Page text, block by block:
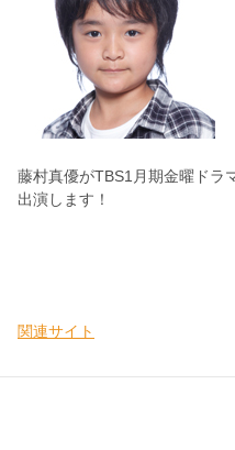
藤村真優がTBS1月期金曜ドラ
出演します！
関連サイト